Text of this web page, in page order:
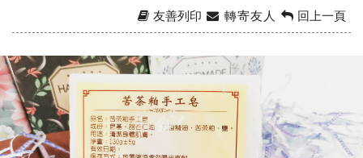
友善列印 轉寄友人 回上一頁